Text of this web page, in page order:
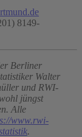
8149-
Berliner
Walter
und RWI-
jüngst
Alle
www.rwi-
.